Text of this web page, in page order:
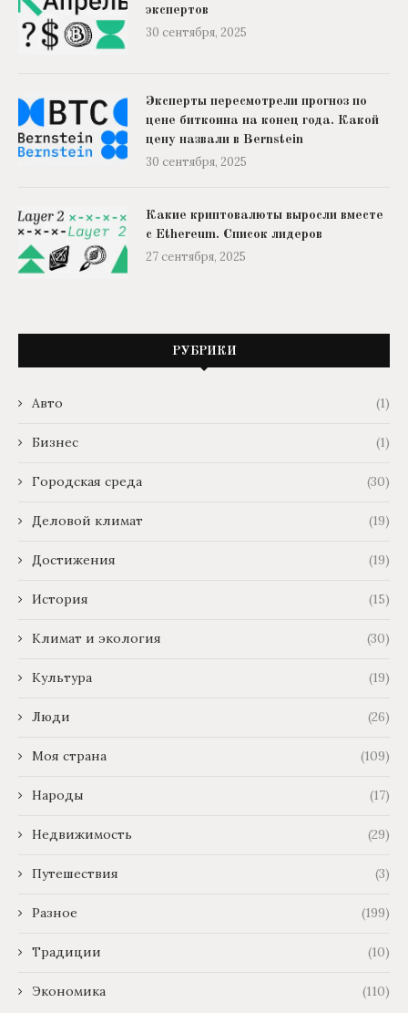
экспертов
30 сентября, 2025
Эксперты пересмотрели прогноз по
цене биткоина на конец года. Какой
цену назвали в Bernstein
30 сентября, 2025
Какие криптовалюты выросли вместе
с Ethereum. Список лидеров
27 сентября, 2025
РУБРИКИ
Авто (1)
Бизнес (1)
Городская среда (30)
Деловой климат (19)
Достижения (19)
История (15)
Климат и экология (30)
Культура (19)
Люди (26)
Моя страна (109)
Народы (17)
Недвижимость (29)
Путешествия (3)
Разное (199)
Традиции (10)
Экономика (110)